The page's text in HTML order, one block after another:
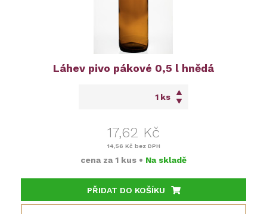
Láhev pivo pákové 0,5 l hnědá
ks
17,62 Kč
14,56 Kč bez DPH
cena za 1 kus • Na skladě
PŘIDAT DO KOŠÍKU